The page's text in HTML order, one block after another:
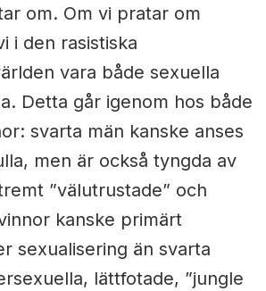
om. Om vi pratar om
i den rasistiska
vara både sexuella
Detta går igenom hos både
svarta män kanske anses
men är också tyngda av
”välutrustade” och
kanske primärt
sexualisering än svarta
lättfotade, ”jungle